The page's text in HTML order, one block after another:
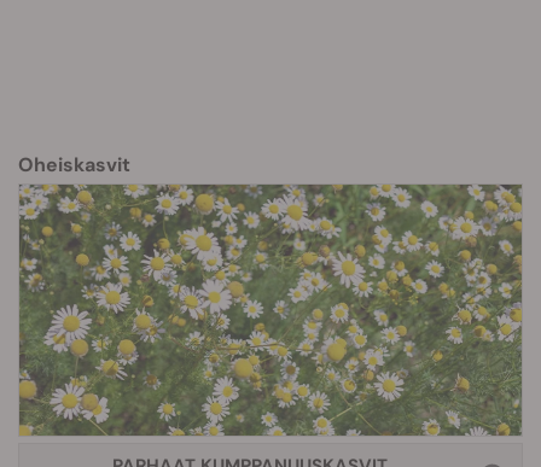
Oheiskasvit